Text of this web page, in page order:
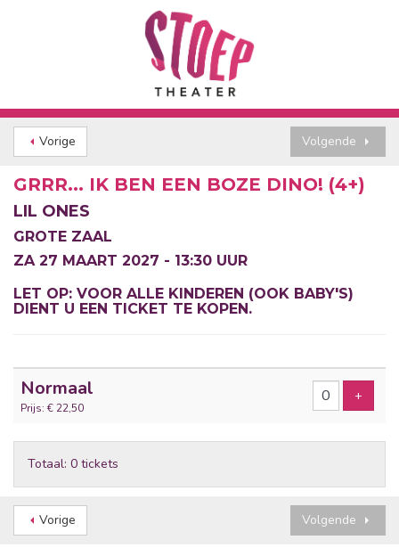
Vorige Volgende
GRRR... IK BEN EEN BOZE DINO! (4+)
LIL ONES
GROTE ZAAL
ZA 27 MAART 2027 - 13:30 UUR
LET OP: VOOR ALLE KINDEREN (OOK BABY'S)
DIENT U EEN TICKET TE KOPEN.
Aantal
Normaal
Prijs: € 22,50
+
Totaal: 0 tickets
Vorige Volgende